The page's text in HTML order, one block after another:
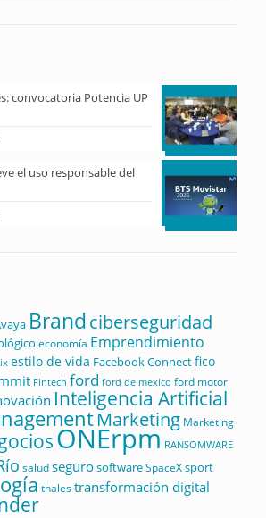
convocatoria Potencia UP
el uso responsable del
Brandciberseguridad
economía Emprendimiento
estilo de vida Facebook Connectfico
Fintech ford ford de mexico ford motor
Inteligencia Artificial
Marketing Marketing
ONErpm RANSOMWARE
saludsegurosoftwareSpaceXsport
thalestransformación digital